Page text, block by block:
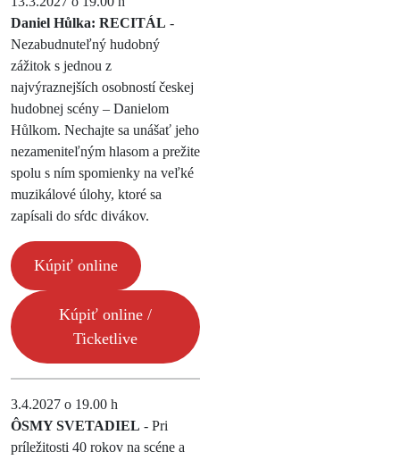
Daniel Hůlka: RECITÁL -
Nezabudnuteľný hudobný
zážitok s jednou z
najvýraznejších osobností českej
hudobnej scény – Danielom
Hůlkom. Nechajte sa unášať jeho
nezameniteľným hlasom a prežite
spolu s ním spomienky na veľké
muzikálové úlohy, ktoré sa
zapísali do sŕdc divákov.
Kúpiť online
Kúpiť online /
Ticketlive
3.4.2027 o 19.00 h
ÔSMY SVETADIEL - Pri
príležitosti 40 rokov na scéne a